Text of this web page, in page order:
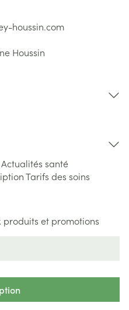
houssin.com
Houssin
Actualités santé
Tarifs des soins
produits et promotions